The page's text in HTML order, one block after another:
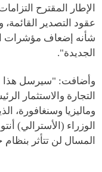
الإطار المقترح
عقود التصدير
شأنه إضعاف مؤشرات
الجديدة".
وأضافت: "سيرسل هذا
التجارة والاستثمار
وماليزيا وسنغافورة،
الوزراء (الأسترالي)
المسال لن تتأثر